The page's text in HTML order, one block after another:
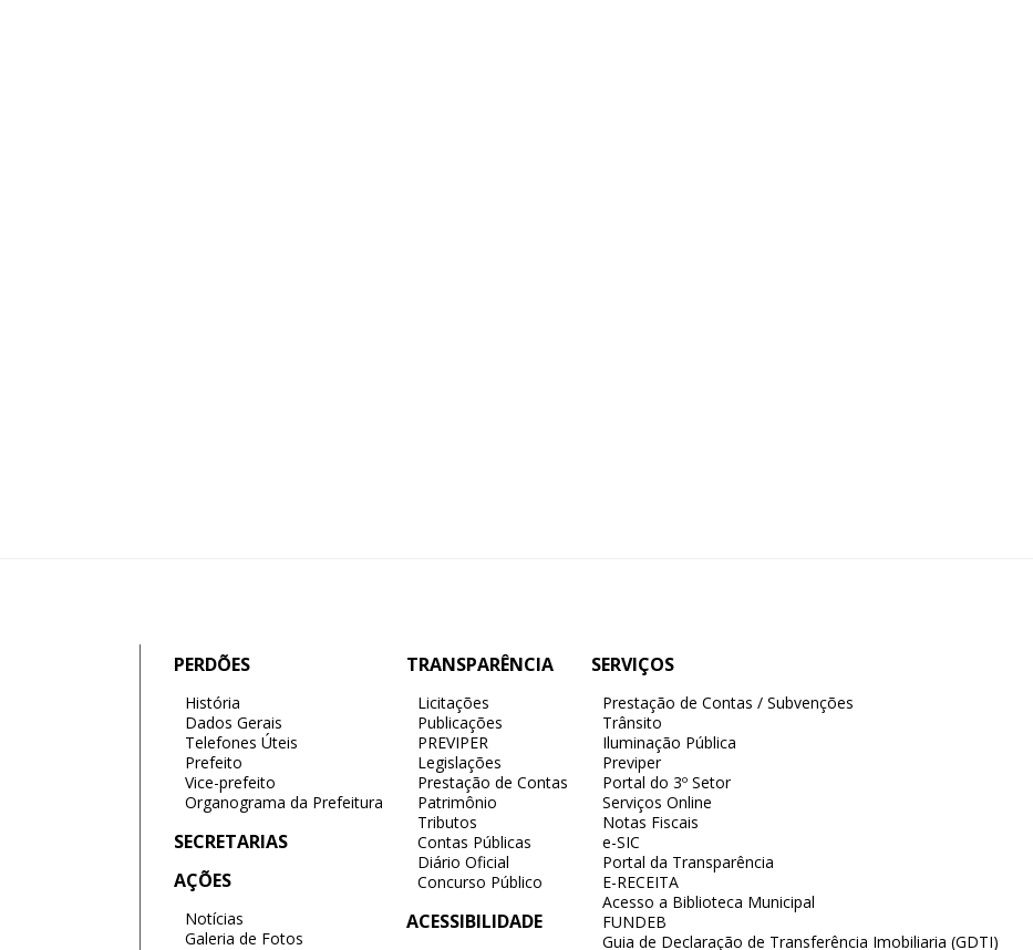
PERDÕES
História
Dados Gerais
Telefones Úteis
Prefeito
Vice-prefeito
Organograma da Prefeitura
SECRETARIAS
AÇÕES
Notícias
Galeria de Fotos
TRANSPARÊNCIA
Licitações
Publicações
PREVIPER
Legislações
Prestação de Contas
Patrimônio
Tributos
Contas Públicas
Diário Oficial
Concurso Público
ACESSIBILIDADE
SERVIÇOS
Prestação de Contas / Subvenções
Trânsito
Iluminação Pública
Previper
Portal do 3º Setor
Serviços Online
Notas Fiscais
e-SIC
Portal da Transparência
E-RECEITA
Acesso a Biblioteca Municipal
FUNDEB
Guia de Declaração de Transferência Imobiliaria (GDTI)